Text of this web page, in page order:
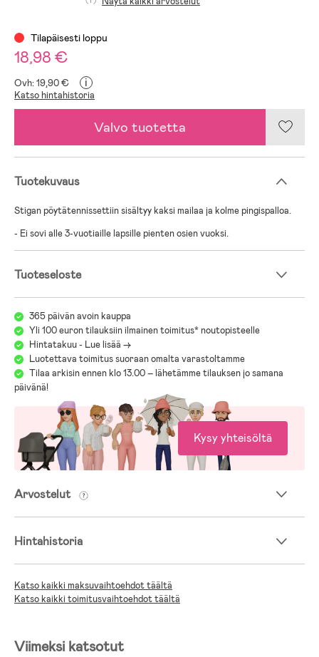
Tilapäisesti loppu
18,98 €
Ovh: 19,90 € i
Katso hintahistoria
Valvo tuotetta
Tuotekuvaus
Stigan pöytätennissettiin sisältyy kaksi mailaa ja kolme pingispalloa.
- Ei sovi alle 3-vuotiaille lapsille pienten osien vuoksi.
Tuoteseloste
365 päivän avoin kauppa
Yli 100 euron tilauksiin ilmainen toimitus* noutopisteelle
Hintatakuu - Lue lisää ->
Luotettava toimitus suoraan omalta varastoltamme
Tilaa arkisin ennen klo 13.00 – lähetämme tilauksen jo samana
päivänä!
Kysy yhteisöltä
Arvostelut
Hintahistoria
Katso kaikki maksuvaihtoehdot täältä
Katso kaikki toimitusvaihtoehdot täältä
Viimeksi katsotut